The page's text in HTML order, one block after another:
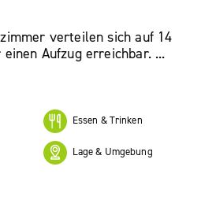
verteilen sich auf 14
Aufzug erreichbar. ...
Essen & Trinken
Lage & Umgebung